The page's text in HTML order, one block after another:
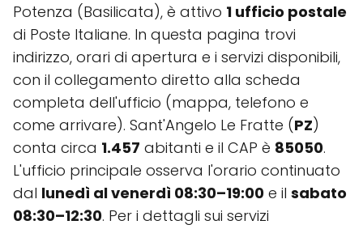
Potenza (Basilicata), è attivo 1 ufficio postale
di Poste Italiane. In questa pagina trovi
indirizzo, orari di apertura e i servizi disponibili,
con il collegamento diretto alla scheda
completa dell'ufficio (mappa, telefono e
come arrivare). Sant'Angelo Le Fratte (PZ)
conta circa 1.457 abitanti e il CAP è 85050.
L'ufficio principale osserva l'orario continuato
dal lunedì al venerdì 08:30–19:00 e il sabato
08:30–12:30. Per i dettagli sui servizi